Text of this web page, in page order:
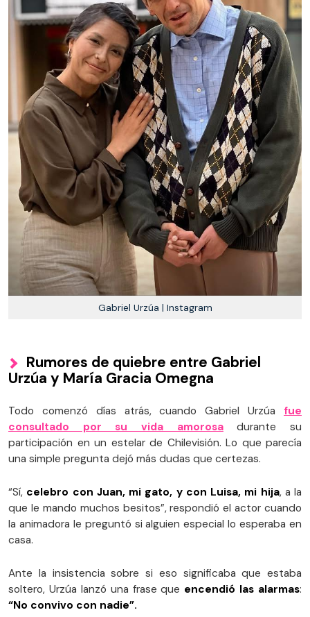
Gabriel Urzúa | Instagram
Rumores de quiebre entre Gabriel
Urzúa y María Gracia Omegna
Todo comenzó días atrás, cuando Gabriel Urzúa fue
consultado por su vida amorosadurante su
participación en un estelar de Chilevisión. Lo que parecía
una simple pregunta dejó más dudas que certezas.
“Sí, celebro con Juan, mi gato, y con Luisa, mi hija, a la
que le mando muchos besitos”, respondió el actor cuando
la animadora le preguntó si alguien especial lo esperaba en
casa.
Ante la insistencia sobre si eso significaba que estaba
soltero, Urzúa lanzó una frase que encendió las alarmas:
“No convivo con nadie”.